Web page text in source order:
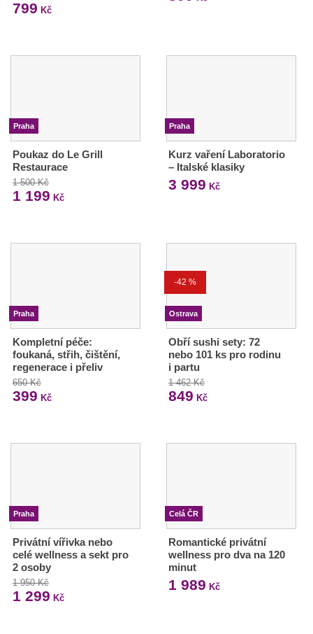
799 Kč
Praha
Poukaz do Le Grill
Restaurace
1 500 Kč
1 199 Kč
Praha
Kurz vaření Laboratorio
– Italské klasiky
3 999 Kč
Praha
Kompletní péče:
foukaná, střih, čištění,
regenerace i přeliv
650 Kč
399 Kč
-42 %
Ostrava
Obří sushi sety: 72
nebo 101 ks pro rodinu
i partu
1 462 Kč
849 Kč
Praha
Privátní vířivka nebo
celé wellness a sekt pro
2 osoby
1 950 Kč
1 299 Kč
Celá ČR
Romantické privátní
wellness pro dva na 120
minut
1 989 Kč